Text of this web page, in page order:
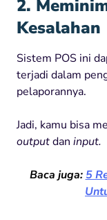
2.
Kesalahan
Sistem POS ini
terjadi dalam
pelaporannya.
Jadi, kamu bisa
outputdan input.
Baca juga: 5